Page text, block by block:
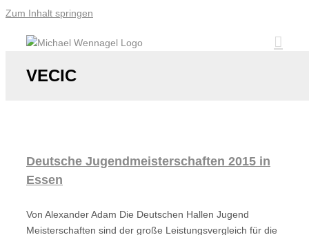
Zum Inhalt springen
VECIC
Deutsche Jugendmeisterschaften 2015 in
Essen
Von Alexander Adam Die Deutschen Hallen Jugend
Meisterschaften sind der große Leistungsvergleich für die